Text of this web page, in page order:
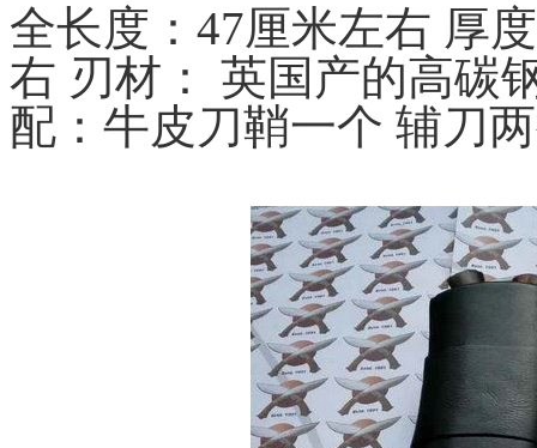
全长度：47厘米左右 厚
右 刃材： 英国产的高碳
配：牛皮刀鞘一个 辅刀